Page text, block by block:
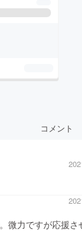
コメント
微力ですが応援さ